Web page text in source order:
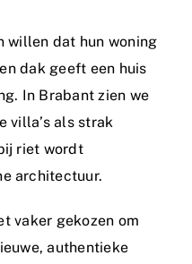
willen dat hun woning
dak geeft een huis
In Brabant zien we
villa’s als strak
riet wordt
architectuur.
vaker gekozen om
authentieke